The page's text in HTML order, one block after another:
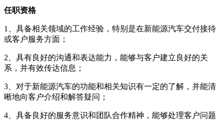
任职资格
1、具备相关领域的工作经验，特别是在新能源汽车交付接待
或客户服务方面；
2、具有良好的沟通和表达能力，能够与客户建立良好的关
系，并有效传达信息；
3、对于新能源汽车的功能和相关知识有一定的了解，并能清
晰地向客户介绍和解答疑问；
4、具备良好的服务意识和团队合作精神，能够处理客户问题